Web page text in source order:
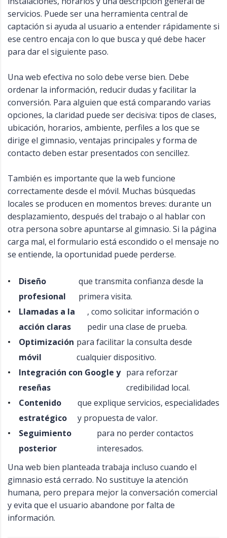
servicios. Puede ser una herramienta central de
captación si ayuda al usuario a entender rápidamente si
ese centro encaja con lo que busca y qué debe hacer
para dar el siguiente paso.
Una web efectiva no solo debe verse bien. Debe
ordenar la información, reducir dudas y facilitar la
conversión. Para alguien que está comparando varias
opciones, la claridad puede ser decisiva: tipos de clases,
ubicación, horarios, ambiente, perfiles a los que se
dirige el gimnasio, ventajas principales y forma de
contacto deben estar presentados con sencillez.
También es importante que la web funcione
correctamente desde el móvil. Muchas búsquedas
locales se producen en momentos breves: durante un
desplazamiento, después del trabajo o al hablar con
otra persona sobre apuntarse al gimnasio. Si la página
carga mal, el formulario está escondido o el mensaje no
se entiende, la oportunidad puede perderse.
Diseño
profesional
que transmita confianza desde la
primera visita.
Llamadas a la
acción claras
, como solicitar información o
pedir una clase de prueba.
Optimización
móvil
para facilitar la consulta desde
cualquier dispositivo.
Integración con Google y
reseñas
para reforzar
credibilidad local.
Contenido
estratégico
que explique servicios, especialidades
y propuesta de valor.
Seguimiento
posterior
para no perder contactos
interesados.
Una web bien planteada trabaja incluso cuando el
gimnasio está cerrado. No sustituye la atención
humana, pero prepara mejor la conversación comercial
y evita que el usuario abandone por falta de
información.